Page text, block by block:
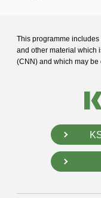
This programme
and other material which
(CNN) and which may be